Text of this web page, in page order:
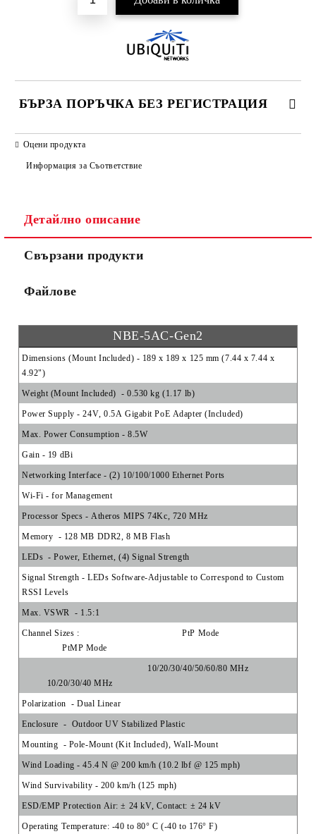
БЪРЗА ПОРЪЧКА БЕЗ РЕГИСТРАЦИЯ
Ние ще се свържем с вас в рамките на работния ден.
Оцени продукта
Информация за Съответствие
Детайлно описание
Свързани продукти
Файлове
NBE-5AC-Gen2
Dimensions (Mount Included) - 189 x 189 x 125 mm (7.44 x 7.44 x
4.92")
Weight (Mount Included) - 0.530 kg (1.17 lb)
Power Supply - 24V, 0.5A Gigabit PoE Adapter (Included)
Max. Power Consumption - 8.5W
Gain - 19 dBi
Networking Interface - (2) 10/100/1000 Ethernet Ports
Wi-Fi - for Management
Processor Specs - Atheros MIPS 74Kc, 720 MHz
Memory - 128 MB DDR2, 8 MB Flash
LEDs - Power, Ethernet, (4) Signal Strength
Signal Strength - LEDs Software-Adjustable to Correspond to Custom
RSSI Levels
Max. VSWR - 1.5:1
Channel Sizes :
PtP Mode
PtMP Mode
10/20/30/40/50/60/80 MHz
10/20/30/40 MHz
Polarization - Dual Linear
Enclosure - Outdoor UV Stabilized Plastic
Mounting - Pole-Mount (Kit Included), Wall-Mount
Wind Loading - 45.4 N @ 200 km/h (10.2 lbf @ 125 mph)
Wind Survivability - 200 km/h (125 mph)
ESD/EMP Protection Air: ± 24 kV, Contact: ± 24 kV
Operating Temperature: -40 to 80° C (-40 to 176° F)